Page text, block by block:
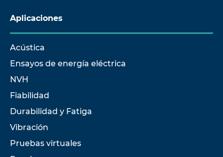
Aplicaciones
Acústica
Ensayos de energía eléctrica
NVH
Fiabilidad
Durabilidad y Fatiga
Vibración
Pruebas virtuales